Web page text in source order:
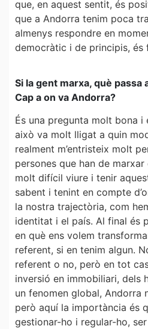
que, en aquest sentit, és
que a Andorra tenim poca
almenys respondre en
democràtic i de principis, és
Si la gent marxa, què passa
Cap a on va Andorra?
És una pregunta molt bona i
això va molt lligat a quin
realment m’entristeix molt
persones que han de marxar
molt difícil viure i tenir
sabent i tenint en compte
la nostra trajectòria, com
identitat i el país. Al final és
en què ens volem
referent, si en tenim algun.
referent o no, però en tot
inversió en immobiliari, dels
un fenomen global, Andorra
però aquí la importància és
gestionar-ho i regular-ho,